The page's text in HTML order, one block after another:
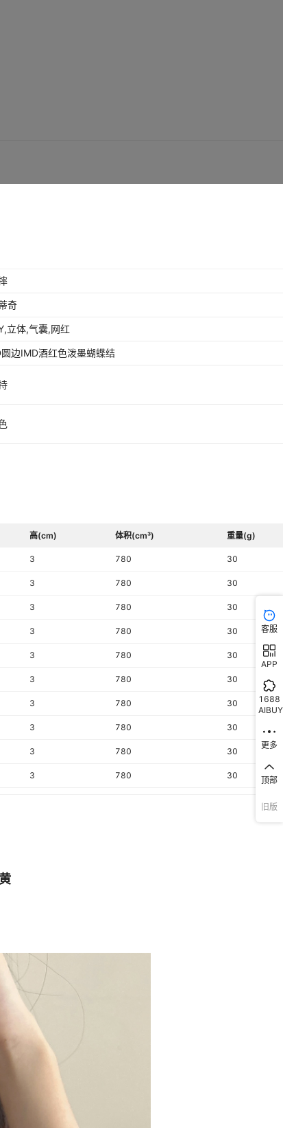
奇
立体,气囊,网红
圆边IMD酒红色泼墨蝴蝶结
高(cm) 体积(cm³) 重量(g)
3 780 30
3 780 30
3 780 30
3 780 30
3 780 30
3 780 30
3 780 30
3 780 30
3 780 30
3 780 30
客服
APP
1688
AIBUY
更多
顶部
旧版